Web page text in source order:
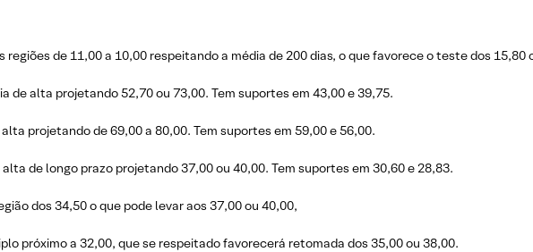
regiões de 11,00 a 10,00 respeitando a média de 200 dias, o que favorece o teste dos 15,80
de alta projetando 52,70 ou 73,00. Tem suportes em 43,00 e 39,75.
projetando de 69,00 a 80,00. Tem suportes em 59,00 e 56,00.
de longo prazo projetando 37,00 ou 40,00. Tem suportes em 30,60 e 28,83.
dos 34,50 o que pode levar aos 37,00 ou 40,00,
próximo a 32,00, que se respeitado favorecerá retomada dos 35,00 ou 38,00.